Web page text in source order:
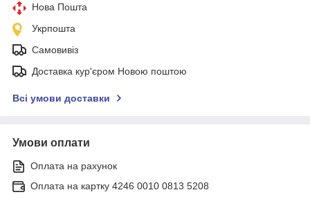
Нова Пошта
Укрпошта
Самовивіз
Доставка кур'єром Новою поштою
Всі умови доставки
Умови оплати
Оплата на рахунок
Оплата на картку 4246 0010 0813 5208